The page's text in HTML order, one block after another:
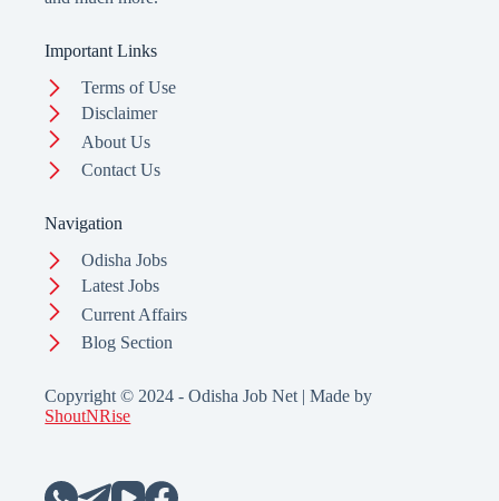
Important Links
Terms of Use
Disclaimer
About Us
Contact Us
Navigation
Odisha Jobs
Latest Jobs
Current Affairs
Blog Section
Copyright © 2024 - Odisha Job Net | Made by
ShoutNRise